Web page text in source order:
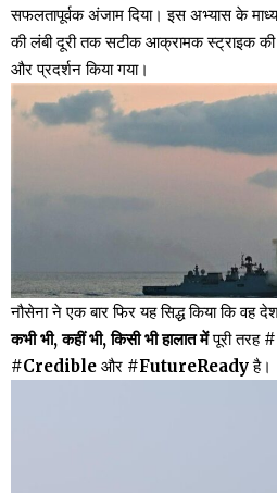
सफलतापूर्वक अंजाम दिया। इस अभ्यास के
की लंबी दूरी तक सटीक आक्रामक स्ट्राइक की
और प्रदर्शन किया गया।
नौसेना ने एक बार फिर यह सिद्ध किया कि वह
कभी भी, कहीं भी, किसी भी हालात मेंपूरी तरह
#Credible और #FutureReadyहै।